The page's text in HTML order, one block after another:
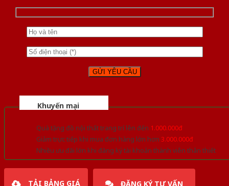
Khuyến mại
Quà tặng đồ nội thất trang trí lên đến 1.000.000đ
Giảm trực tiếp khi mua đơn hàng lớn hơn 3.000.000đ
Nhiều ưu đãi lớn khi đăng ký tài khoản thành viên thân thiết
TẢI BẢNG GIÁ ĐĂNG KÝ TƯ VẤN